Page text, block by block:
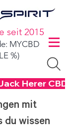
seit 2015
MYCBD
%)
Herer
mit
du wissen